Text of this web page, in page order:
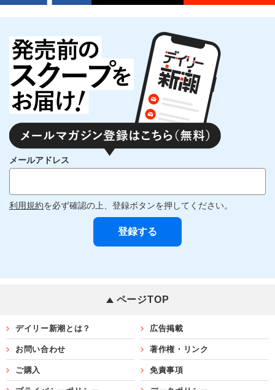
メールアドレス
利用規約を必ず確認の上、登録ボタンを押してください。
ページTOP
デイリー新潮とは？ 広告掲載
お問い合わせ 著作権・リンク
ご購入 免責事項